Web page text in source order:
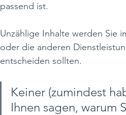
passend ist.
Unzählige Inhalte werden Sie
oder die anderen
entscheiden sollten.
Keiner (zumindest
Ihnen sagen, warum